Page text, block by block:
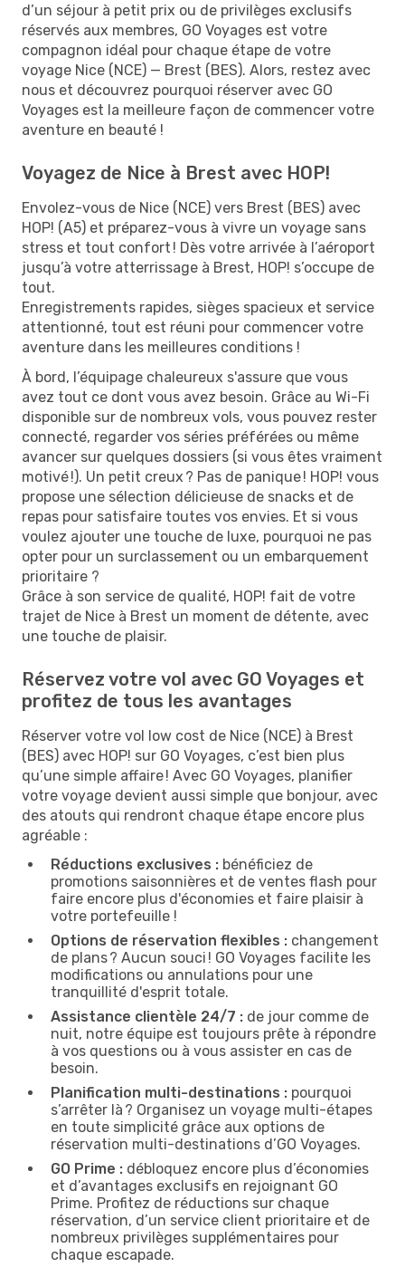
d’un séjour à petit prix ou de privilèges exclusifs
réservés aux membres, GO Voyages est votre
compagnon idéal pour chaque étape de votre
voyage Nice (NCE) — Brest (BES). Alors, restez avec
nous et découvrez pourquoi réserver avec GO
Voyages est la meilleure façon de commencer votre
aventure en beauté !
Voyagez de Nice à Brest avec HOP!
Envolez-vous de Nice (NCE) vers Brest (BES) avec
HOP! (A5) et préparez-vous à vivre un voyage sans
stress et tout confort ! Dès votre arrivée à l’aéroport
jusqu’à votre atterrissage à Brest, HOP! s’occupe de
tout.
Enregistrements rapides, sièges spacieux et service
attentionné, tout est réuni pour commencer votre
aventure dans les meilleures conditions !
À bord, l’équipage chaleureux s'assure que vous
avez tout ce dont vous avez besoin. Grâce au Wi-Fi
disponible sur de nombreux vols, vous pouvez rester
connecté, regarder vos séries préférées ou même
avancer sur quelques dossiers (si vous êtes vraiment
motivé !). Un petit creux ? Pas de panique ! HOP! vous
propose une sélection délicieuse de snacks et de
repas pour satisfaire toutes vos envies. Et si vous
voulez ajouter une touche de luxe, pourquoi ne pas
opter pour un surclassement ou un embarquement
prioritaire ?
Grâce à son service de qualité, HOP! fait de votre
trajet de Nice à Brest un moment de détente, avec
une touche de plaisir.
Réservez votre vol avec GO Voyages et
profitez de tous les avantages
Réserver votre vol low cost de Nice (NCE) à Brest
(BES) avec HOP! sur GO Voyages, c’est bien plus
qu’une simple affaire ! Avec GO Voyages, planifier
votre voyage devient aussi simple que bonjour, avec
des atouts qui rendront chaque étape encore plus
agréable :
Réductions exclusives : bénéficiez de
promotions saisonnières et de ventes flash pour
faire encore plus d'économies et faire plaisir à
votre portefeuille !
Options de réservation flexibles : changement
de plans ? Aucun souci ! GO Voyages facilite les
modifications ou annulations pour une
tranquillité d'esprit totale.
Assistance clientèle 24/7 : de jour comme de
nuit, notre équipe est toujours prête à répondre
à vos questions ou à vous assister en cas de
besoin.
Planification multi-destinations : pourquoi
s’arrêter là ? Organisez un voyage multi-étapes
en toute simplicité grâce aux options de
réservation multi-destinations d’GO Voyages.
GO Prime : débloquez encore plus d’économies
et d’avantages exclusifs en rejoignant GO
Prime. Profitez de réductions sur chaque
réservation, d’un service client prioritaire et de
nombreux privilèges supplémentaires pour
chaque escapade.